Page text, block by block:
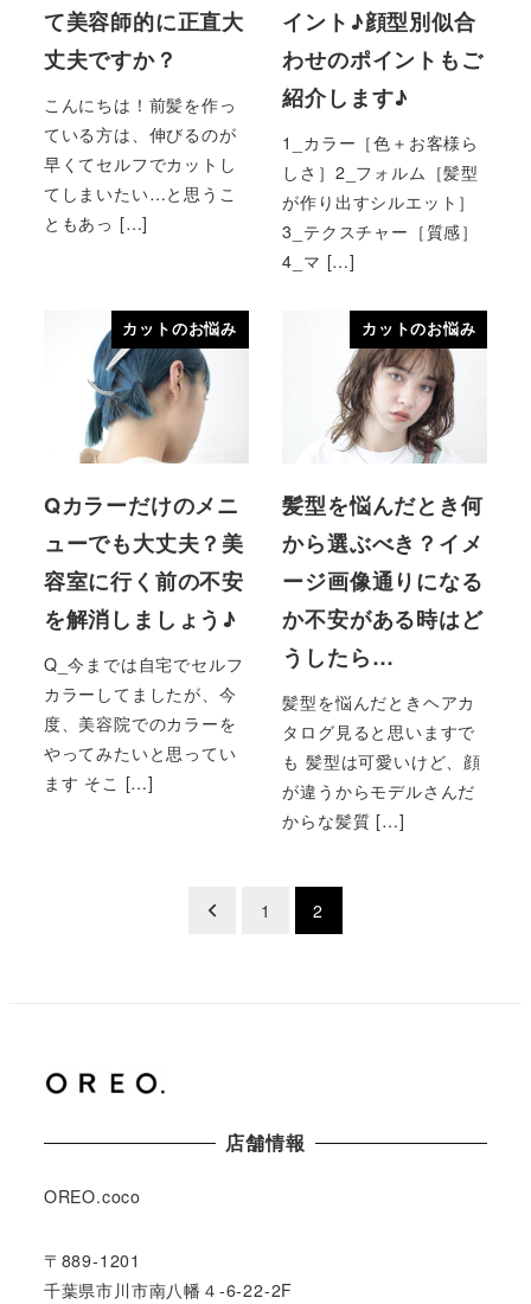
て美容師的に正直大
丈夫ですか？
こんにちは！前髪を作っ
ている方は、伸びるのが
早くてセルフでカットし
てしまいたい…と思うこ
ともあっ […]
イント♪顔型別似合
わせのポイントもご
紹介します♪
1_カラー［色＋お客様ら
しさ］2_フォルム［髪型
が作り出すシルエット］
3_テクスチャー［質感］
4_マ […]
カットのお悩み
Qカラーだけのメニ
ューでも大丈夫？美
容室に行く前の不安
を解消しましょう♪
Q_今までは自宅でセルフ
カラーしてましたが、今
度、美容院でのカラーを
やってみたいと思ってい
ます そこ […]
カットのお悩み
髪型を悩んだとき何
から選ぶべき？イメ
ージ画像通りになる
か不安がある時はど
うしたら…
髪型を悩んだときヘアカ
タログ見ると思いますで
も 髪型は可愛いけど、顔
が違うからモデルさんだ
からな髪質 […]
ー
ジ
送
り
1 2
店舗情報
OREO.coco
〒889-1201
千葉県市川市南八幡４-6-22-2F